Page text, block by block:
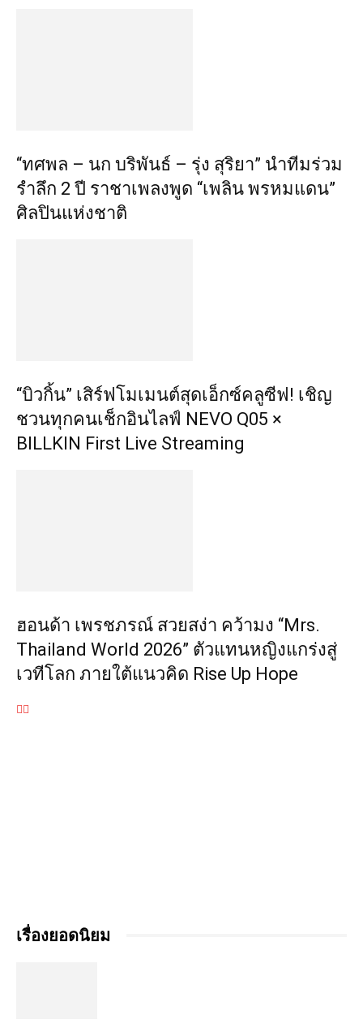
“ทศพล – นก บริพันธ์ – รุ่ง สุริยา” นำทีมร่วม
รำลึก 2 ปี ราชาเพลงพูด “เพลิน พรหมแดน”
ศิลปินแห่งชาติ
“บิวกิ้น” เสิร์ฟโมเมนต์สุดเอ็กซ์คลูซีฟ! เชิญ
ชวนทุกคนเช็กอินไลฟ์ NEVO Q05 ×
BILLKIN First Live Streaming
ฮอนด้า เพรชภรณ์ สวยสง่า คว้ามง “Mrs.
Thailand World 2026” ตัวแทนหญิงแกร่งสู่
เวทีโลก ภายใต้แนวคิด Rise Up Hope
เรื่องยอดนิยม